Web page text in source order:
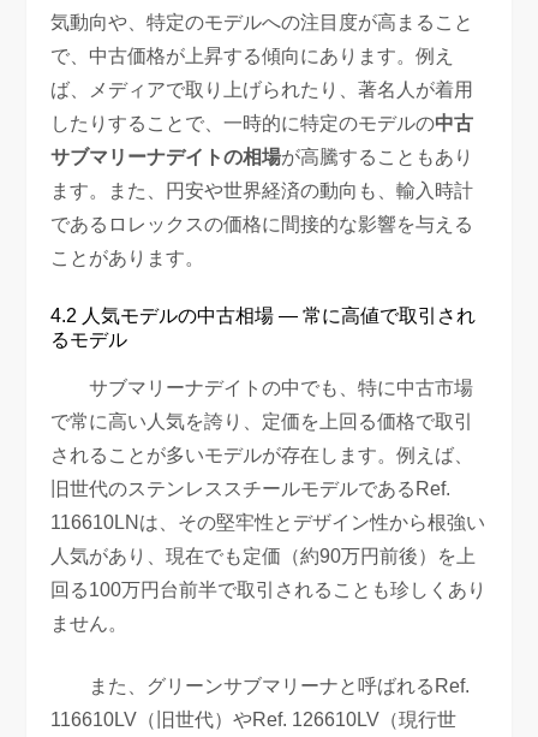
気動向や、特定のモデルへの注目度が高まること
で、中古価格が上昇する傾向にあります。例え
ば、メディアで取り上げられたり、著名人が着用
したりすることで、一時的に特定のモデルの中古
サブマリーナデイトの相場が高騰することもあり
ます。また、円安や世界経済の動向も、輸入時計
であるロレックスの価格に間接的な影響を与える
ことがあります。
4.2 人気モデルの中古相場 — 常に高値で取引され
るモデル
サブマリーナデイトの中でも、特に中古市場
で常に高い人気を誇り、定価を上回る価格で取引
されることが多いモデルが存在します。例えば、
旧世代のステンレススチールモデルであるRef.
116610LNは、その堅牢性とデザイン性から根強い
人気があり、現在でも定価（約90万円前後）を上
回る100万円台前半で取引されることも珍しくあり
ません。
また、グリーンサブマリーナと呼ばれるRef.
116610LV（旧世代）やRef. 126610LV（現行世